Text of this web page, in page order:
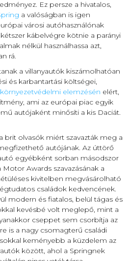
Ez persze a hivatalos,
a valóságban is igen
városi autóhasználónak
kábelvégre kötnie a parányi
nélkül használhassa azt,
rá.
a villanyautók kiszámolhatóan
és karbantartási költségei,
elemzésén elért,
ami az európai piac egyik
autójaként minősíti a kis Daciát.
brit olvasók miért szavazták meg a
autójának. Az úttörő
egyébként sorban másodszor
Awards szavazásának a
kivitelben megvásárolható
családok kedvencének.
modern és fiatalos, belül tágas és
kevésbé volt meglepő, mint a
cseppet sem csorbítja az
is a nagy csomagterű családi
keményebb a küzdelem az
között, ahol a Springnek